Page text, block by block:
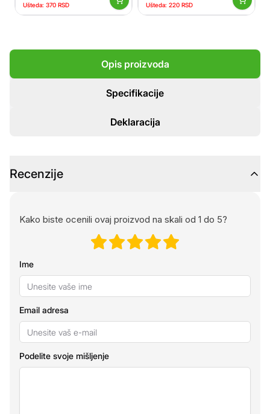
Ušteda: 370 RSD Ušteda: 220 RSD
Opis proizvoda
Specifikacije
Deklaracija
Recenzije
Kako biste ocenili ovaj proizvod na skali od 1 do 5?
Ime
Email adresa
Podelite svoje mišljenje